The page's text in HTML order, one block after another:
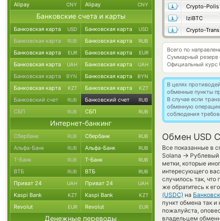
Crypto-Polis
IziBTC
Crypto-Trans
Всего по
Суммарный резерв
Официальный курс
В целях
обменные пункты
В случае если
обменную
соблюдения
Обмен USD
Все показанные в
Solana → Рублевый
метки, которые
интересующего
случилось так,
же обратитесь к
(USDC) на
пункт обмена так
пожалуйста,
владельцем
Alipay CNY Alipay CNY
Банковские счета и карты
Банковская карта USD Банковская карта USD
Банковская карта RUB Банковская карта RUB
Банковская карта EUR Банковская карта EUR
Банковская карта UAH Банковская карта UAH
Банковская карта BYN Банковская карта BYN
Банковская карта KZT Банковская карта KZT
Банковский счет RUB Банковский счет RUB
СБП RUB СБП RUB
Интернет-банкинг
Сбербанк RUB Сбербанк RUB
Альфа-Банк RUB Альфа-Банк RUB
Т-Банк RUB Т-Банк RUB
ВТБ RUB ВТБ RUB
Приват 24 UAH Приват 24 UAH
Kaspi Bank KZT Kaspi Bank KZT
Revolut EUR Revolut EUR
Денежные переводы